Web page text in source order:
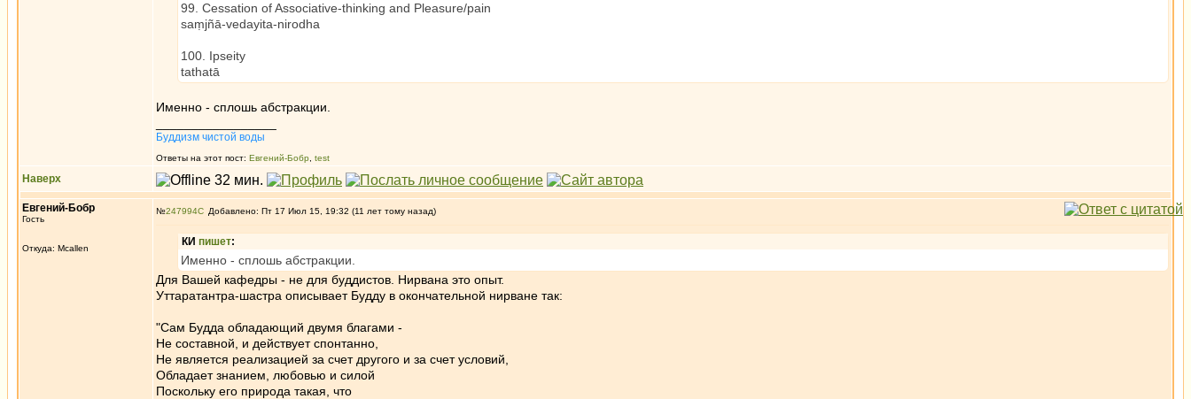
99. Cessation of Associative-thinking and Pleasure/pain
saṃjñā-vedayita-nirodha
100. Ipseity
tathatā
Именно - сплошь абстракции.
Буддизм чистой воды
Ответы на этот пост: Евгений-Бобр test
Наверх
Евгений-Бобр
Гость
Откуда: Mcallen
№247994 Добавлено: Пт 17 Июл 15, 19:32 (11 лет тому назад)
КИ пишет:
Именно - сплошь абстракции.
Для Вашей кафедры - не для буддистов. Нирвана это опыт.
Уттаратантра-шастра описывает Будду в окончательной нирване так:
"Сам Будда обладающий двумя благами -
Не составной, и действует спонтанно,
Не является реализацией за счет другого и за счет условий,
Обладает знанием, любовью и силой
Поскольку его природа такая, что